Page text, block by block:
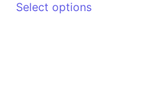
Select options